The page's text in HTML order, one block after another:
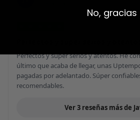
Perfectos y súper serios y atentos. He
último que acaba de llegar, unas
pagadas por adelantado. Súper
recomendables.
Ver 3 reseñas más de
No, gracias